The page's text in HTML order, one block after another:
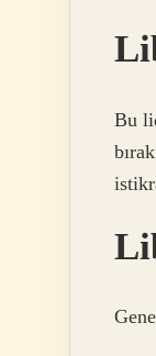
Bu